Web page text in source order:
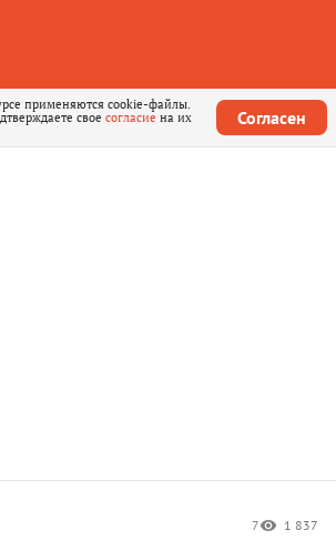
применяются cookie-файлы.
свое согласие на их
Согласен
7 1 837